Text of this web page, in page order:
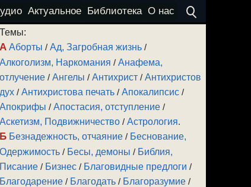
Актуальное Библиотека О нас
Темы:
А Аборты /Ад, Загробная жизнь /
Алкоголизм, Наркомания /Анафема,
отлучение /Ангелы /Антихрист /Антихристов
дух /Антихристова печать /Апокалипсис /
Апокрифы /Апостасия, отступление /
Аскетизм, Подвижничество /Астрология.
Б Безнадежность, отчаяние / Беснование,
Одержимость / Бесы, демоны / Библия,
Писание / Бизнес / Благовидные предлоги /
Благодарение / Благодать / Благоразумие /